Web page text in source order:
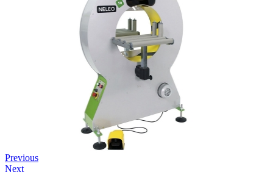
Previous
Next